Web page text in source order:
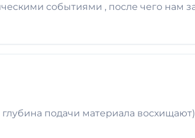
событиями , после чего нам
подачи материала